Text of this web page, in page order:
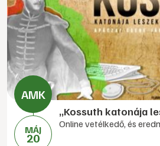
MÁJ
20
„Kossuth katonája
Online vetélkedő, és